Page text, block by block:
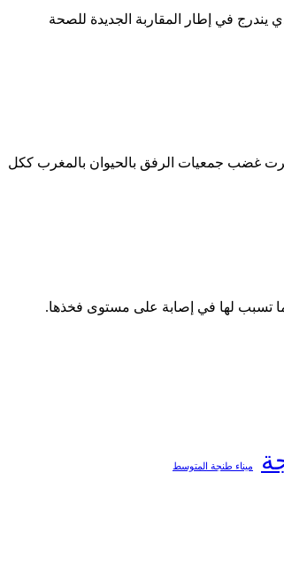
الداخلية، و الذي يندرج في إطار المقاربة الجديدة للصحة
فجرت غضب جمعيات الرفق بالحيوان بالمغرب ككل
ما تسبب لها في إصابة على مستوى فخذها.
ميناء طنجة المتوسط